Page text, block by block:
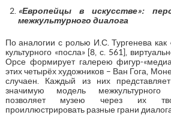
«Европейцы в искусстве»:
межкультурного диалога
По аналогии с ролью И.С. Тургенева как
культурного «посла» [8, с. 561],
Орсе формирует галерею фигур-
этих четырёх художников – Ван Гога,
случаен. Каждый из них
значимую модель межкультурного
позволяет музею через их
проиллюстрировать разные грани диалога